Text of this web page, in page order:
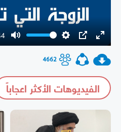
Mute
Settings
PIP Enter
4662
الفيديوهات الأكثر اعجاباً